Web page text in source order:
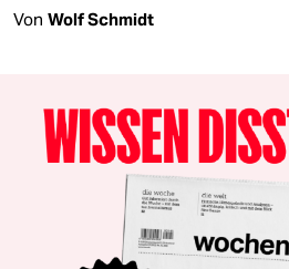
Von Wolf Schmidt